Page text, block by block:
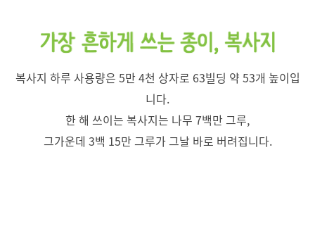
복사지 하루 사용량은 5만 4천 상자로 63빌딩 약 53개 높이입
니다.
한 해 쓰이는 복사지는 나무 7백만 그루,
그가운데 3백 15만 그루가 그날 바로 버려집니다.